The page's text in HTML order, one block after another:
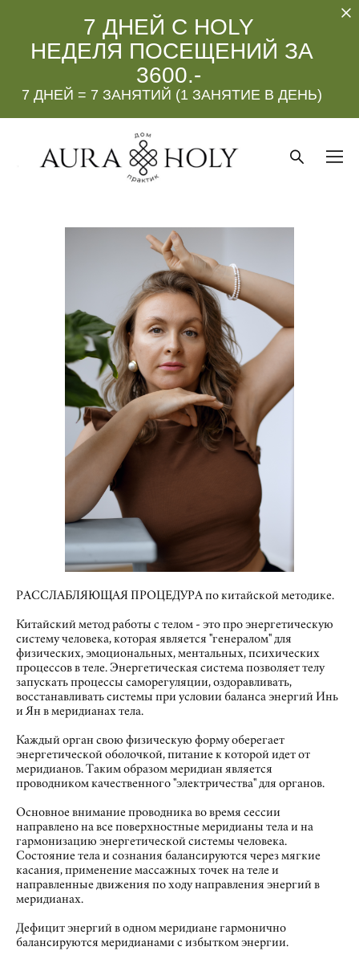
7 ДНЕЙ С HOLY
НЕДЕЛЯ ПОСЕЩЕНИЙ ЗА
3600.-
7 ДНЕЙ = 7 ЗАНЯТИЙ (1 ЗАНЯТИЕ В ДЕНЬ)
РАССЛАБЛЯЮЩАЯ ПРОЦЕДУРА по китайской методике.
Китайский метод работы с телом - это про энергетическую
систему человека, которая является "генералом" для
физических, эмоциональных, ментальных, психических
процессов в теле. Энергетическая система позволяет телу
запускать процессы саморегуляции, оздоравливать,
восстанавливать системы при условии баланса энергий Инь
и Ян в меридианах тела.
Каждый орган свою физическую форму оберегает
энергетической оболочкой, питание к которой идет от
меридианов. Таким образом меридиан является
проводником качественного "электричества" для органов.
Основное внимание проводника во время сессии
направлено на все поверхностные меридианы тела и на
гармонизацию энергетической системы человека.
Состояние тела и сознания балансируются через мягкие
касания, применение массажных точек на теле и
направленные движения по ходу направления энергий в
меридианах.
Дефицит энергий в одном меридиане гармонично
балансируются меридианами с избытком энергии.